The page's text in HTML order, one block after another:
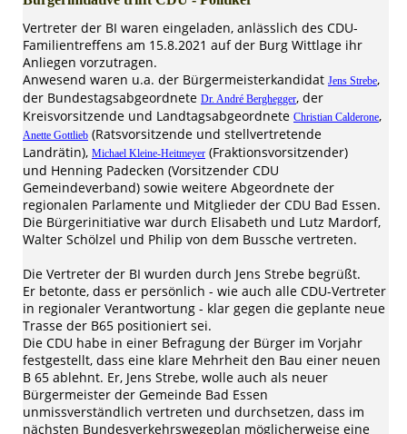
Vertreter der BI waren eingeladen, anlässlich des CDU-
Familientreffens am 15.8.2021 auf der Burg Wittlage ihr
Anliegen vorzutragen.
Anwesend waren u.a. der Bürgermeisterkandidat Jens Strebe,
der Bundestagsabgeordnete Dr. André Berghegger, der
Kreisvorsitzende und Landtagsabgeordnete Christian Calderone,
Anette Gottlieb (Ratsvorsitzende und stellvertretende
Landrätin), Michael Kleine-Heitmeyer (Fraktionsvorsitzender)
und Henning Padecken (Vorsitzender CDU
Gemeindeverband) sowie weitere Abgeordnete der
regionalen Parlamente und Mitglieder der CDU Bad Essen.
Die Bürgerinitiative war durch Elisabeth und Lutz Mardorf,
Walter Schölzel und Philip von dem Bussche vertreten.
Die Vertreter der BI wurden durch Jens Strebe begrüßt.
Er betonte, dass er persönlich - wie auch alle CDU-Vertreter
in regionaler Verantwortung - klar gegen die geplante neue
Trasse der B65 positioniert sei.
Die CDU habe in einer Befragung der Bürger im Vorjahr
festgestellt, dass eine klare Mehrheit den Bau einer neuen
B 65 ablehnt. Er, Jens Strebe, wolle auch als neuer
Bürgermeister der Gemeinde Bad Essen
unmissverständlich vertreten und durchsetzen, dass im
nächsten Bundesverkehrswegeplan möglicherweise eine